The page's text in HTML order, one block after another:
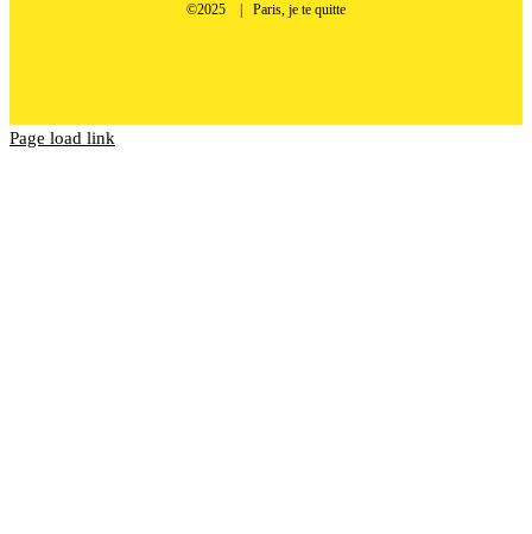
©2025 | Paris, je te quitte
Page load link